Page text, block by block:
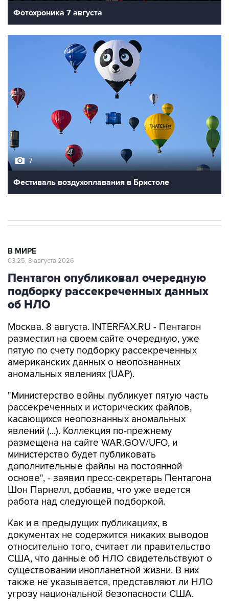
Фотохроника 7 августа
7
Фестиваль воздухоплавания в Бристоле
В МИРЕ
03:25, 8 августа 2026
Пентагон опубликовал очередную
подборку рассекреченных данных
об НЛО
Москва. 8 августа. INTERFAX.RU - Пентагон
разместил на своем сайте очередную, уже
пятую по счету подборку рассекреченных
американских данных о неопознанных
аномальных явлениях (UAP).
"Министерство войны публикует пятую часть
рассекреченных и исторических файлов,
касающихся неопознанных аномальных
явлений (...). Коллекция по-прежнему
размещена на сайте WAR.GOV/UFO, и
министерство будет публиковать
дополнительные файлы на постоянной
основе", - заявил пресс-секретарь Пентагона
Шон Парнелл, добавив, что уже ведется
работа над следующей подборкой.
Как и в предыдущих публикациях, в
документах не содержится никаких выводов
относительно того, считает ли правительство
США, что данные об НЛО свидетельствуют о
существовании инопланетной жизни. В них
также не указывается, представляют ли НЛО
угрозу национальной безопасности США.